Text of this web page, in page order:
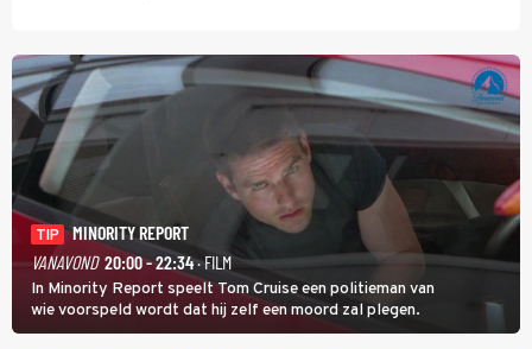
TIP
MINORITY REPORT
VANAVOND 20:00 - 22:34· FILM
In Minority Report speelt Tom Cruise een politieman van
wie voorspeld wordt dat hij zelf een moord zal plegen.